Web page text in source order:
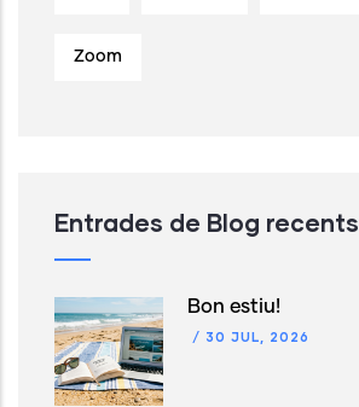
Zoom
Entrades de Blog recents
Bon estiu!
/ 30 JUL, 2026